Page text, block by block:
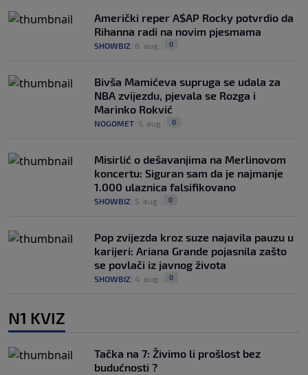
Američki reper A$AP Rocky potvrdio da
Rihanna radi na novim pjesmama
SHOWBIZ 6. aug. 0
Bivša Mamićeva supruga se udala za
NBA zvijezdu, pjevala se Rozga i
Marinko Rokvić
NOGOMET 5. aug. 0
Misirlić o dešavanjima na Merlinovom
koncertu: Siguran sam da je najmanje
1.000 ulaznica falsifikovano
SHOWBIZ 5. aug. 0
Pop zvijezda kroz suze najavila pauzu u
karijeri: Ariana Grande pojasnila zašto
se povlači iz javnog života
SHOWBIZ 4. aug. 0
N1 KVIZ
Tačka na 7: Živimo li prošlost bez
budućnosti ?